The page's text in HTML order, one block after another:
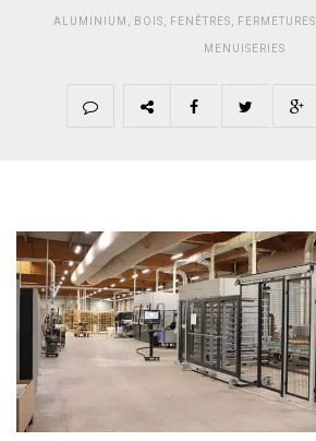
ALUMINIUM BOIS FENÊTRES FERMETURES
MENUISERIES